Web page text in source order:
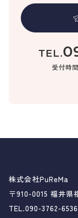
TEL.
受付時
株式会社PuReMa
〒910-0015 福井
TEL.090-3762-6536